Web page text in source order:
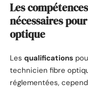
Les
nécessaires
optique
Les qualifications
technicien fibre
réglementées,